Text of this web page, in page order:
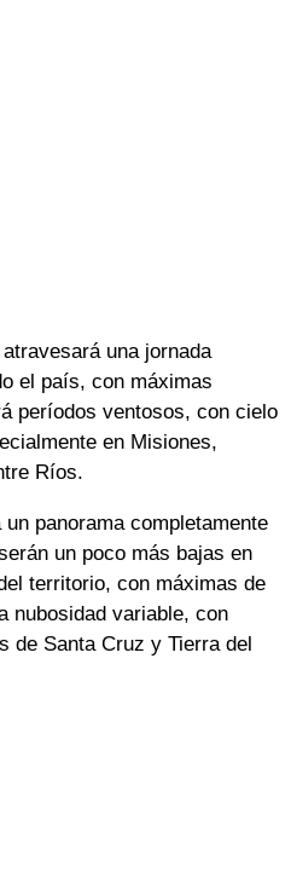
una jornada
el país, con máximas
períodos ventosos, con cielo
en Misiones,
Ríos.
un panorama completamente
un poco más bajas en
territorio, con máximas de
nubosidad variable, con
de Santa Cruz y Tierra del